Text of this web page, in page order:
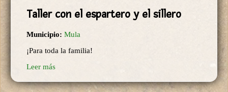
Taller con el espartero y el sillero
Municipio: Mula
¡Para toda la familia!
Leer más